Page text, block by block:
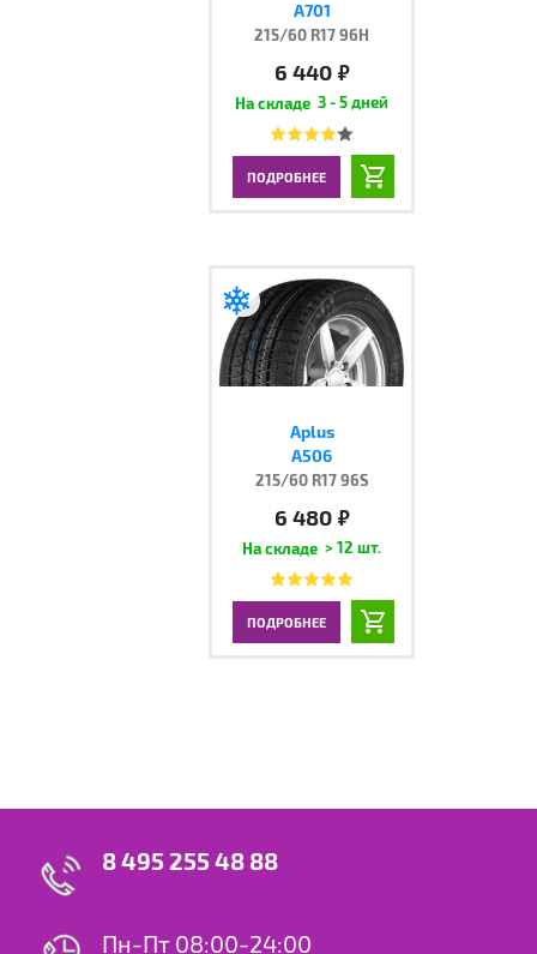
A701
215/60 R17 96H
6 440 руб.
3 - 5 дней
ПОДРОБНЕЕ
Aplus
A506
215/60 R17 96S
6 480 руб.
> 12 шт.
ПОДРОБНЕЕ
8 495 255 48 88
Пн-Пт 08:00-24:00